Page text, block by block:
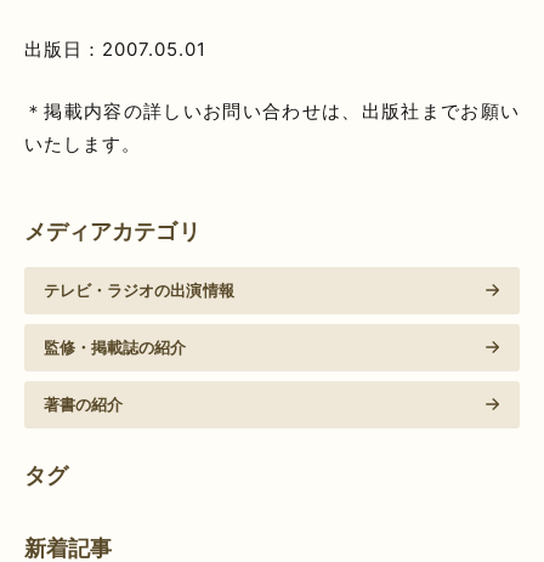
出版日：2007.05.01
＊掲載内容の詳しいお問い合わせは、出版社までお願い
いたします。
メディアカテゴリ
テレビ・ラジオの出演情報
監修・掲載誌の紹介
著書の紹介
タグ
新着記事